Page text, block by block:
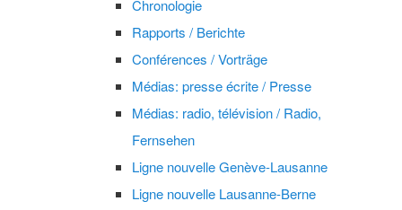
Chronologie
Rapports / Berichte
Conférences / Vorträge
Médias: presse écrite / Presse
Médias: radio, télévision / Radio,
Fernsehen
Ligne nouvelle Genève-Lausanne
Ligne nouvelle Lausanne-Berne